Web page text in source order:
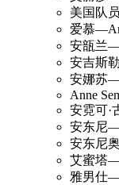
美国队
爱慕
安瓿兰
安吉斯
安娜苏
Anne
安霓可·
安东尼
安东尼
艾蜜塔
雅男仕